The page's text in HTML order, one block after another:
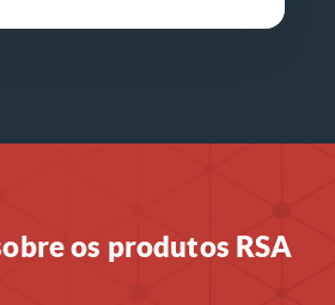
os produtos RSA